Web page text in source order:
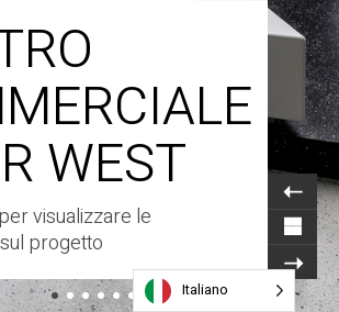
WEST
visualizzare le
progetto
Italiano